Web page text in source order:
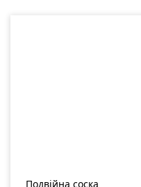
Подвійна соска